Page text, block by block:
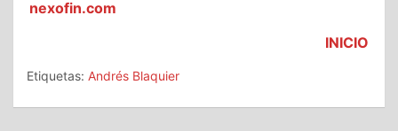
nexofin.com
INICIO
Etiquetas: Andrés Blaquier